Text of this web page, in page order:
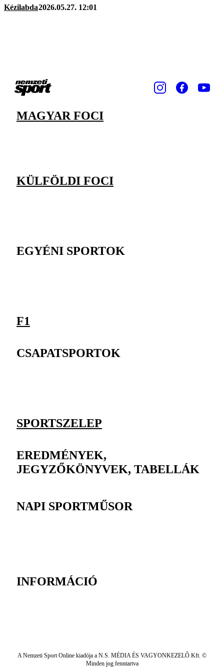
Kézilabda2026.05.27. 12:01
MAGYAR FOCI
KÜLFÖLDI FOCI
EGYÉNI SPORTOK
F1
CSAPATSPORTOK
SPORTSZELEP
EREDMÉNYEK,
JEGYZŐKÖNYVEK, TABELLÁK
NAPI SPORTMŰSOR
INFORMÁCIÓ
A Nemzeti Sport Online kiadója a N.S. MÉDIA ÉS VAGYONKEZELŐ Kft. ©
Minden jog fenntartva